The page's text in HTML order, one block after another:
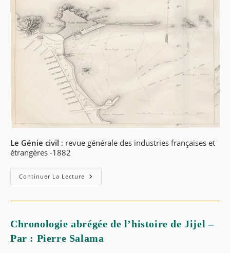
Le Génie civil : revue générale des industries françaises et
étrangères -1882
Continuer La Lecture
Chronologie abrégée de l’histoire de Jijel –
Par : Pierre Salama